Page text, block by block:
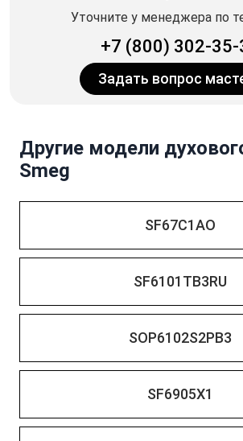
Уточните у менеджера по
+7 (800) 302-35-
Задать вопрос
Другие модели
Smeg
SF67C1AO
SF6101TB3RU
SOP6102S2PB3
SF6905X1